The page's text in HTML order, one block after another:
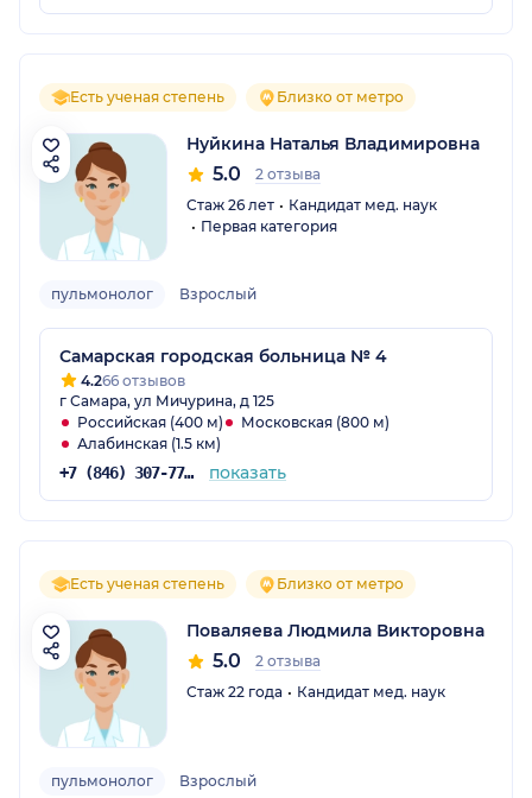
Есть ученая степень Близко от метро
Нуйкина Наталья Владимировна
5.0
2 отзыва
Стаж 26 лет
Кандидат мед. наук
Первая категория
пульмонолог Взрослый
Самарская городская больница № 4
4.266 отзывов
г Самара, ул Мичурина, д 125
Российская (400 м)
Московская (800 м)
Алабинская (1.5 км)
+7 (846) 307-77-14 показать
Есть ученая степень Близко от метро
Поваляева Людмила Викторовна
5.0
2 отзыва
Стаж 22 года
Кандидат мед. наук
пульмонолог Взрослый